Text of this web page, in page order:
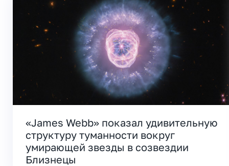
«James Webb» показал удивительную
структуру туманности вокруг
умирающей звезды в созвездии
Близнецы